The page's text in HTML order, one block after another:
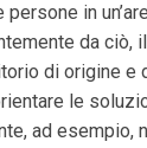
in
da ciò,
di origine
le
ad